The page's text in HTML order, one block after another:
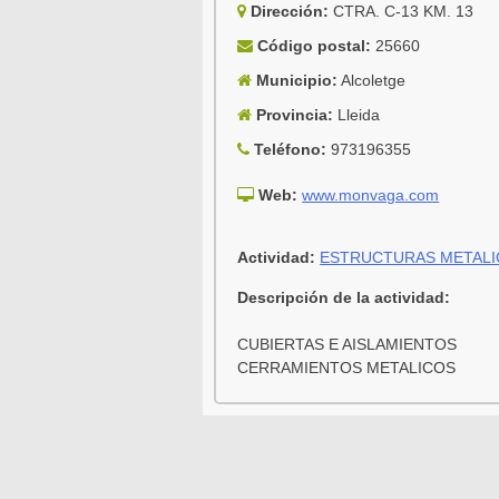
Dirección: CTRA. C-13 KM. 13
Código postal: 25660
Municipio: Alcoletge
Provincia: Lleida
Teléfono: 973196355
Web: www.monvaga.com
Actividad: ESTRUCTURAS
Descripción de la actividad:
CUBIERTAS E AISLAMIENTOS
CERRAMIENTOS METALICOS